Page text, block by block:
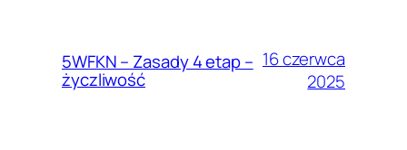
5WFKN – Zasady 4 etap –
życzliwość
16 czerwca
2025